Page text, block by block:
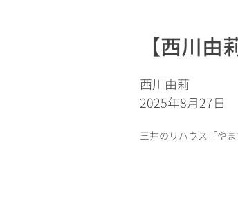
【西川
西川由莉
2025年8月27日
三井のリハウス「や